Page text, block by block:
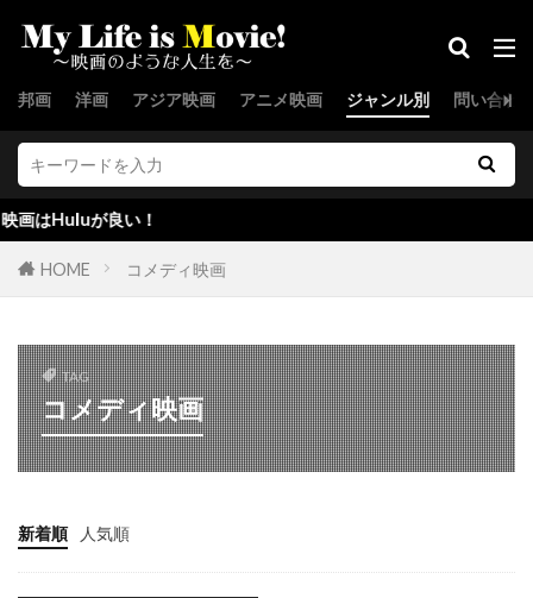
邦画 洋画 アジア映画 アニメ映画 ジャンル別 問い合わ
キャサリン・オハラ
キャサリン・キーナー
キャサリン・スコセッシ
キャサリン・ゼタ＝ジョーンズ
キャサリン・タウン
キャサリン・ナップマン
キャサリン・マーティン
キャサリン・ランバート
キャシー・コンラッド
キャスリーン・ケネディ
キャスリーン・ケネディアラン・シルヴェストリ
キャスリーン・コーデル
キャスリーン・フリーマン
が良い！
HOME コメディ映画
TAG
コメディ映画
新着順 人気順